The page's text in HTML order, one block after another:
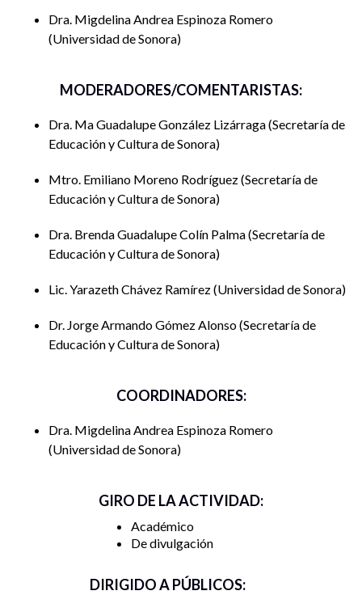
Sonora)
Guadalupe Colín Palma y Migdelina Andrea
Espinoza Romero,
Secretaría de Educación y Cultura
Combatir la violencia de género en secundarias:
el rol de la comunidad educativa
Claudia Cecilia Norzagaray Benitez, Olimpia Salazar
Serrano, Rosario López Sauceda,
Sonora
Codiseño curricular en la NEM para lenguas
indígenas: el caso de la educación básica
Jorge Armando Gómez Alonso y Grecia Alejandra
Cultura
Jueves 16 de octubre
Mesa de discusión:Educación para el futuro: hacia
modelos innovadores y sostenibles
10:00 a 13:00 horas UTC -7
Dra. Migdelina Andrea Espinoza Romero
Universidad de Sonora
MODERADORES/COMENTARISTAS:
Dra. Ma Guadalupe González Lizárraga Secretaría de
Educación y Cultura de Sonora
Mtro. Emiliano Moreno Rodríguez Secretaría de
Educación y Cultura de Sonora
Dra. Brenda Guadalupe Colín Palma Secretaría de
Educación y Cultura de Sonora
Lic. Yarazeth Chávez Ramírez Universidad de Sonora
Dr. Jorge Armando Gómez Alonso Secretaría de
Educación y Cultura de Sonora
COORDINADORES:
Dra. Migdelina Andrea Espinoza Romero
Universidad de Sonora
GIRO DE LA ACTIVIDAD:
Académico
De divulgación
DIRIGIDO A PÚBLICOS: